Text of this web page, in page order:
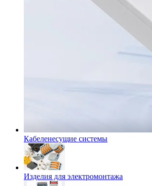
Кабеленесущие системы
Изделия для электромонтажа